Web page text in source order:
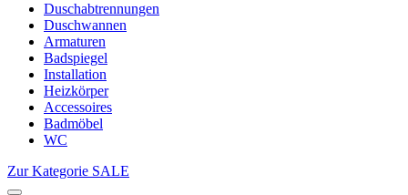
Duschabtrennungen
Duschwannen
Armaturen
Badspiegel
Installation
Heizkörper
Accessoires
Badmöbel
WC
Zur Kategorie SALE